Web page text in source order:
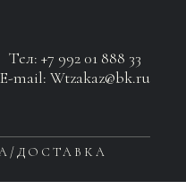
Тел: +7 992 01 888 33
E-mail: Wtzakaz@bk.ru
ДОСТАВКА